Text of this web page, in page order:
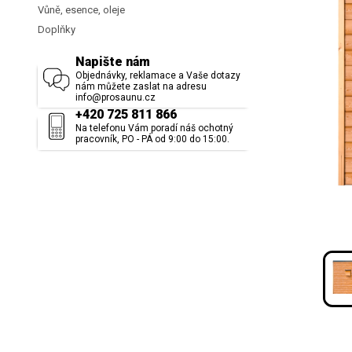
Vůně, esence, oleje
Doplňky
Napište nám
Objednávky, reklamace a Vaše dotazy
nám můžete zaslat na adresu
info@prosaunu.cz
+420 725 811 866
Na telefonu Vám poradí náš ochotný
pracovník, PO - PÁ od 9:00 do 15:00.
Servis sauny
Kvalitní
Venkovní
Uvedené
Pro více